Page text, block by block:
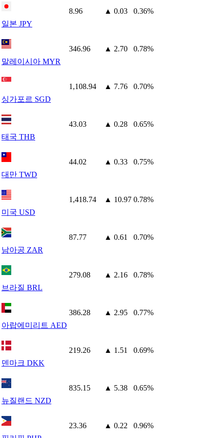
일본 JPY
8.96 ▲ 0.03 0.36%
말레이시아 MYR
346.96 ▲ 2.70 0.78%
싱가포르 SGD
1,108.94 ▲ 7.76 0.70%
태국 THB
43.03 ▲ 0.28 0.65%
대만 TWD
44.02 ▲ 0.33 0.75%
미국 USD
1,418.74 ▲ 10.97 0.78%
남아공 ZAR
87.77 ▲ 0.61 0.70%
브라질 BRL
279.08 ▲ 2.16 0.78%
아랍에미리트 AED
386.28 ▲ 2.95 0.77%
덴마크 DKK
219.26 ▲ 1.51 0.69%
뉴질랜드 NZD
835.15 ▲ 5.38 0.65%
23.36 ▲ 0.22 0.96%